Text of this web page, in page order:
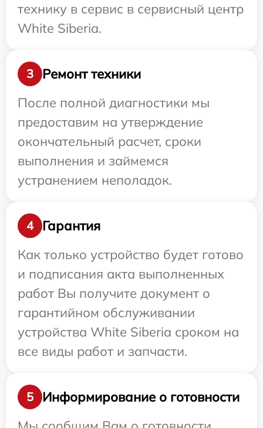
технику в сервис в сервисный центр
White Siberia.
3
Ремонт техники
После полной диагностики мы
предоставим на утверждение
окончательный расчет, сроки
выполнения и займемся
устранением неполадок.
4
Гарантия
Как только устройство будет готово
и подписания акта выполненных
работ Вы получите документ о
гарантийном обслуживании
устройства White Siberia сроком на
все виды работ и запчасти.
5
Информирование о готовности